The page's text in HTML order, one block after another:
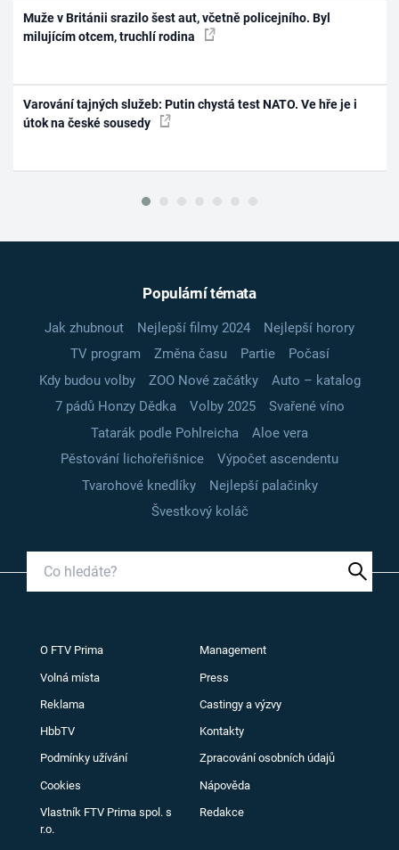
Muže v Británii srazilo šest aut, včetně policejního. Byl
milujícím otcem, truchlí rodina
Varování tajných služeb: Putin chystá test NATO. Ve hře je i
útok na české sousedy
Populární témata
Jak zhubnout Nejlepší filmy 2024
Nejlepší horory
TV program
Změna času Partie
Počasí
Kdy budou volby
ZOO Nové začátky
Auto – katalog
7 pádů Honzy Dědka
Volby 2025
Svařené víno
Tatarák podle Pohlreicha
Aloe vera
Pěstování lichořeřišnice
Výpočet ascendentu
Tvarohové knedlíky
Nejlepší palačinky
Švestkový koláč
O FTV Prima Management
Volná místa Press
Reklama Castingy a výzvy
HbbTV Kontakty
Podmínky užívání Zpracování osobních údajů
Cookies Nápověda
Vlastník FTV Prima spol. s
r.o.
Redakce